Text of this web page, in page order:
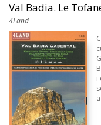
Val Badia. Le
4Land
i